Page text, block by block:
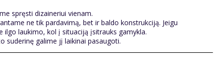
spręsti dizaineriui vienam.
ne tik pardavimą, bet ir baldo konstrukciją. Jeigu
laukimo, kol į situaciją įsitrauks gamykla.
suderinę galime jį laikinai pasaugoti.